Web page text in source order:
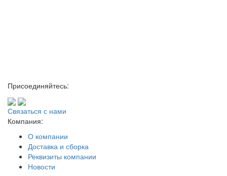
Присоединяйтесь:
Связаться с нами
Компания:
О компании
Доставка и сборка
Реквизиты компании
Новости